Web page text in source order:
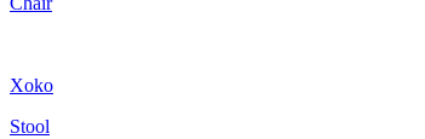
Xoko
Stool